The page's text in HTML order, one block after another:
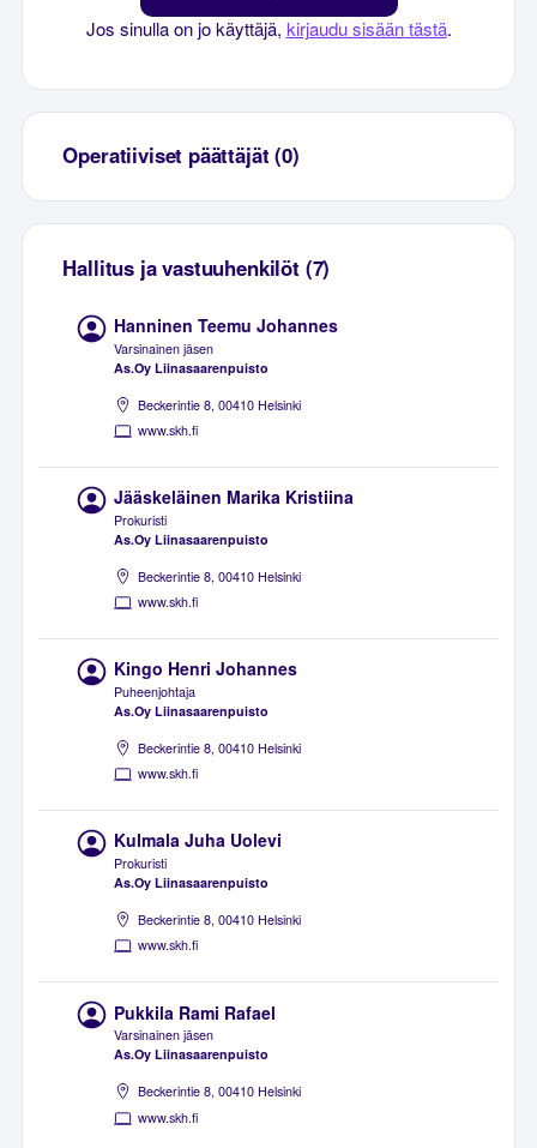
Jos sinulla on jo käyttäjä, kirjaudu sisään tästä.
Operatiiviset päättäjät (0)
Hallitus ja vastuuhenkilöt (7)
Hanninen Teemu Johannes
Varsinainen jäsen
As.Oy Liinasaarenpuisto
Beckerintie 8, 00410 Helsinki
www.skh.fi
Jääskeläinen Marika Kristiina
Prokuristi
As.Oy Liinasaarenpuisto
Beckerintie 8, 00410 Helsinki
www.skh.fi
Kingo Henri Johannes
Puheenjohtaja
As.Oy Liinasaarenpuisto
Beckerintie 8, 00410 Helsinki
www.skh.fi
Kulmala Juha Uolevi
Prokuristi
As.Oy Liinasaarenpuisto
Beckerintie 8, 00410 Helsinki
www.skh.fi
Pukkila Rami Rafael
Varsinainen jäsen
As.Oy Liinasaarenpuisto
Beckerintie 8, 00410 Helsinki
www.skh.fi